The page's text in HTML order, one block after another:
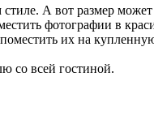
А вот размер
фотографии в
их на
со всей гостиной.